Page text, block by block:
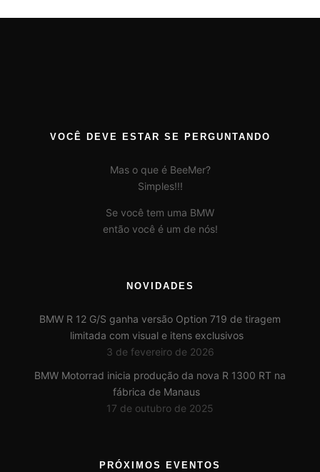
VOCÊ DEVE ESTAR SE PERGUNTANDO
Mas o que é BeeMer?
Simples!!!
Se você tem uma BMW
então você é um de nós!
NOVIDADES
BMW R 12 G/S ganha versão Option 719 de tiragem
limitada com visual e itens exclusivos
3 de fevereiro de 2026
BMW Motorrad inicia produção da nova R 1300 RT na
fábrica de Manaus
17 de outubro de 2025
PRÓXIMOS EVENTOS